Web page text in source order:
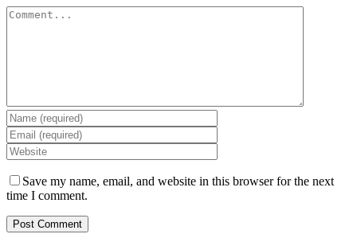
Comment
Save my name, email, and website in this browser for the next
time I comment.